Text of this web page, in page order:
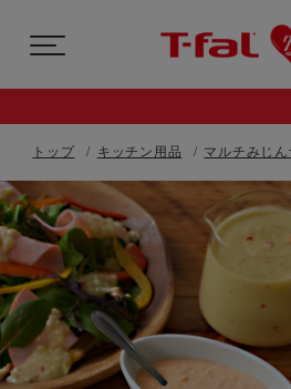
トップ キッチン用品 マルチみじん